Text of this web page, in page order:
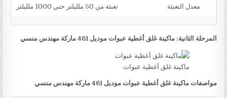
معدل التعبئة تعبئة من 50 ملليلتر حتي 1000 ملليلتر
المرحلة الثانية: ماكينة غلق أغطية عبوات موديل 461 ماركة مهندس منسي
ماكينة غلق أغطية عبوات
مواصفات ماكينة غلق أغطية عبوات موديل 461 ماركة مهندس منسي